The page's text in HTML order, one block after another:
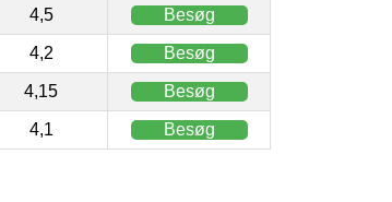
4,5 Besøg
4,2 Besøg
4,15 Besøg
4,1 Besøg